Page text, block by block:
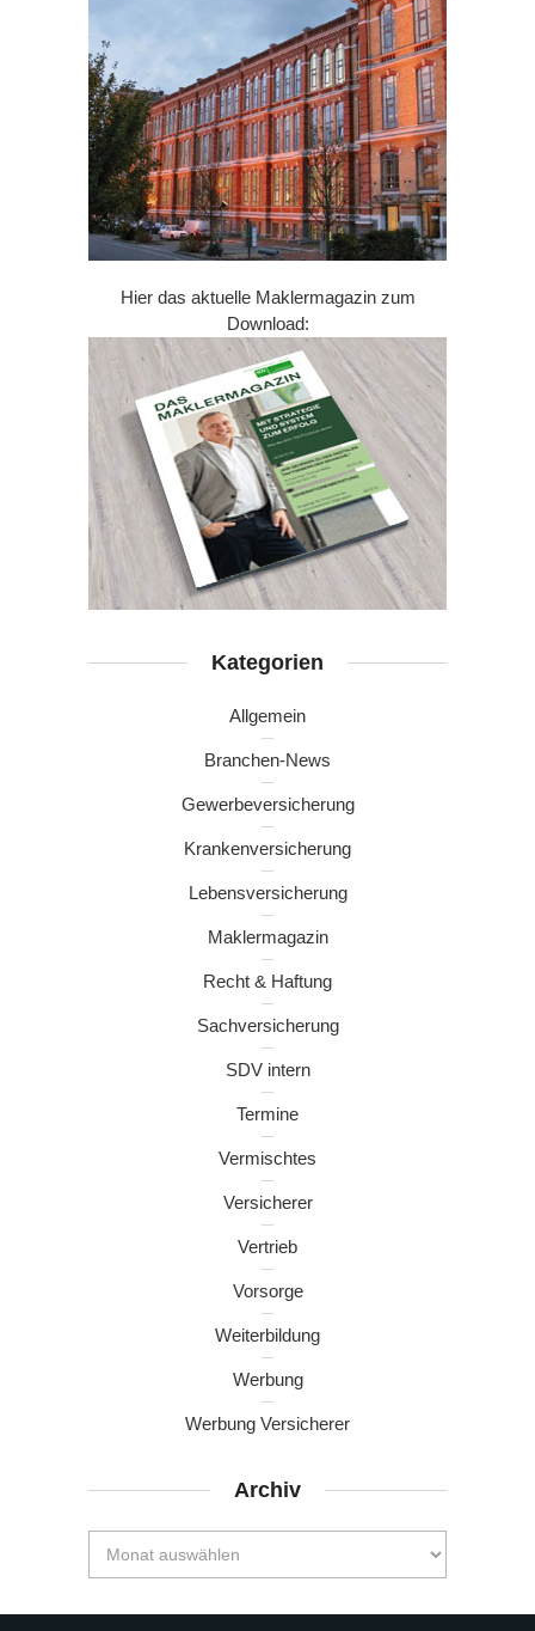
Hier das aktuelle Maklermagazin zum
Download:
Kategorien
Allgemein
Branchen-News
Gewerbeversicherung
Krankenversicherung
Lebensversicherung
Maklermagazin
Recht & Haftung
Sachversicherung
SDV intern
Termine
Vermischtes
Versicherer
Vertrieb
Vorsorge
Weiterbildung
Werbung
Werbung Versicherer
Archiv